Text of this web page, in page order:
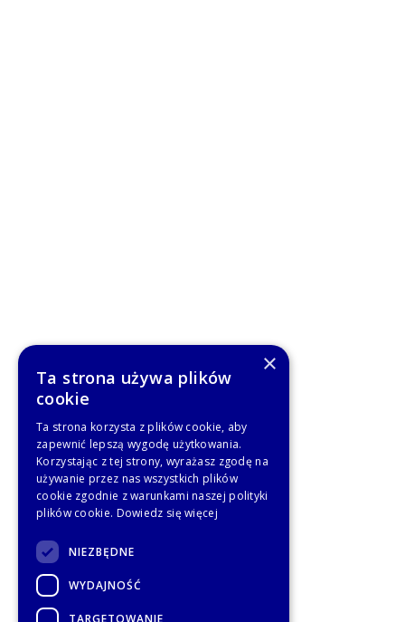
×
Ta strona używa plików
cookie
Ta strona korzysta z plików cookie, aby
zapewnić lepszą wygodę użytkowania.
Korzystając z tej strony, wyrażasz zgodę na
używanie przez nas wszystkich plików
cookie zgodnie z warunkami naszej polityki
plików cookie. Dowiedz się więcej
NIEZBĘDNE
WYDAJNOŚĆ
TARGETOWANIE